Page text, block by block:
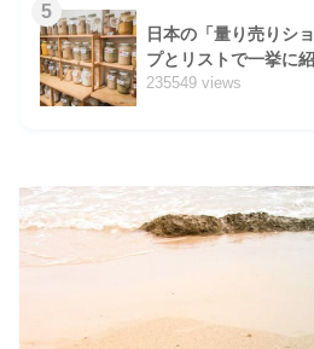
5
日本の「量り売りシ
プとリストで一挙に
235549 views